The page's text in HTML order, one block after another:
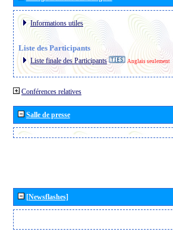
Informations utiles
Liste des Participants
Liste finale des Participants Anglais seulement
Conférences relatives
Salle de presse
[Newsflashes]